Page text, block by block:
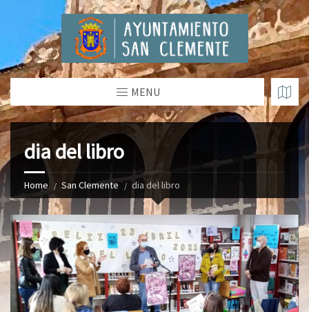
MENU
dia del libro
Home San Clemente dia del libro